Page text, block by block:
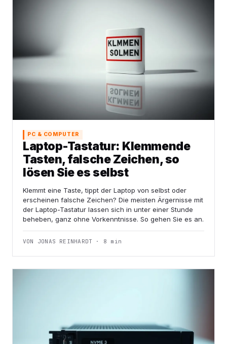
PC & COMPUTER
Laptop-Tastatur: Klemmende
Tasten, falsche Zeichen, so
lösen Sie es selbst
Klemmt eine Taste, tippt der Laptop von selbst oder
erscheinen falsche Zeichen? Die meisten Ärgernisse mit
der Laptop-Tastatur lassen sich in unter einer Stunde
beheben, ganz ohne Vorkenntnisse. So gehen Sie es an.
VON JONAS REINHARDT · 8 min